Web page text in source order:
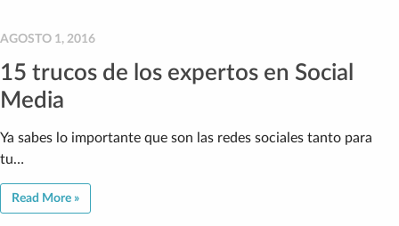
AGOSTO 1, 2016
15 trucos de los expertos en Social
Media
Ya sabes lo importante que son las redes sociales tanto para
tu…
Read More »